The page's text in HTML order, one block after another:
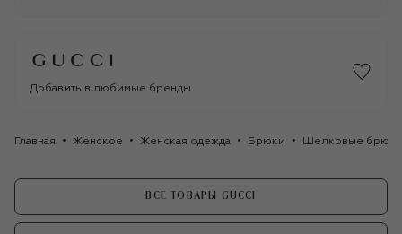
Добавить в любимые бренды
Главная Женское Женская одежда Брюки Шелковые
ВСЕ ТОВАРЫ GUCCI